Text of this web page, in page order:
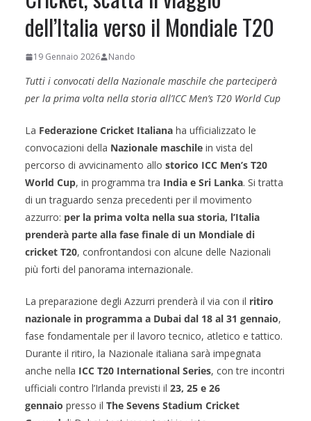
dell’Italia verso il Mondiale T20
19 Gennaio 2026 Nando
Tutti i convocati della Nazionale maschile che parteciperà
per la prima volta nella storia all’ICC Men’s T20 World Cup
La Federazione Cricket Italiana ha ufficializzato le
convocazioni della Nazionale maschile in vista del
percorso di avvicinamento allo storico ICC Men’s T20
World Cup, in programma tra India e Sri Lanka. Si tratta
di un traguardo senza precedenti per il movimento
azzurro: per la prima volta nella sua storia, l’Italia
prenderà parte alla fase finale di un Mondiale di
cricket T20, confrontandosi con alcune delle Nazionali
più forti del panorama internazionale.
La preparazione degli Azzurri prenderà il via con il ritiro
nazionale in programma a Dubai dal 18 al 31 gennaio,
fase fondamentale per il lavoro tecnico, atletico e tattico.
Durante il ritiro, la Nazionale italiana sarà impegnata
anche nella ICC T20 International Series, con tre incontri
ufficiali contro l’Irlanda previsti il 23, 25 e 26
gennaio presso il The Sevens Stadium Cricket